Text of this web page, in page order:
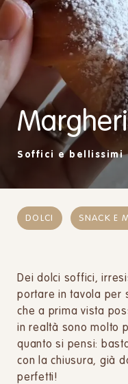
Soffici e bellissimi
DOLCI SNACK E
Dei dolci soffici,
portare in tavola per
che a prima vista
in realtà sono molto
quanto si pensi:
con la chiusura, già
perfetti!